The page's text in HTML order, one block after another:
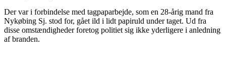
Der var i forbindelse med tagpaparbejde, som en 28-årig mand fra
Nykøbing Sj. stod for, gået ild i lidt papiruld under taget. Ud fra
disse omstændigheder foretog politiet sig ikke yderligere i anledning
af branden.